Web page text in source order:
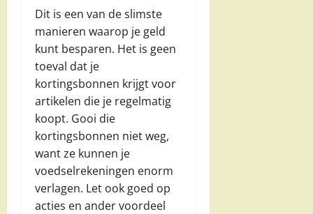
Dit is een van de slimste
manieren waarop je geld
kunt besparen. Het is geen
toeval dat je
kortingsbonnen krijgt voor
artikelen die je regelmatig
koopt. Gooi die
kortingsbonnen niet weg,
want ze kunnen je
voedselrekeningen enorm
verlagen. Let ook goed op
acties en ander voordeel